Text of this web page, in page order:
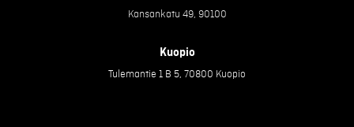
Kansankatu 49, 90100
Kuopio
Tulemantie 1 B 5, 70800 Kuopio